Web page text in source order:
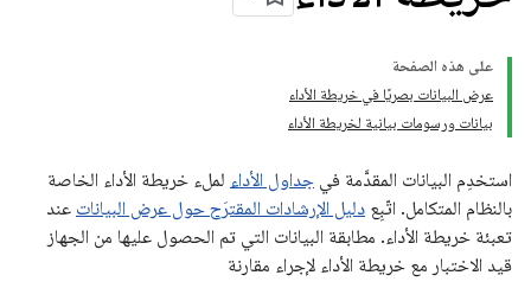
على هذه الصفحة
عرض البيانات بصريًا في خريطة الأداء
بيانات ورسومات بيانية لخريطة الأداء
استخدِم البيانات المقدَّمة في جداول الأداء لملء خريطة الأداء الخاصة
بالنظام المتكامل. اتّبِع دليل الإرشادات المقترَح حول عرض البيانات عند
تعبئة خريطة الأداء. مطابقة البيانات التي تم الحصول عليها من الجهاز
قيد الاختبار مع خريطة الأداء لإجراء مقارنة